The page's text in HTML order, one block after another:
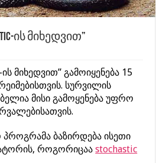
ის მიხედვით”
მიხედვით” გამოიყენება 15
სურვილის
მისი გამოყენება უფრო
ბაზირდება ისეთი
როგორიცააstochastic